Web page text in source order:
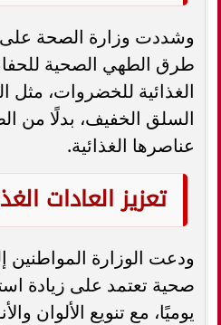
وشددت وزارة الصحة على
طرق الطهي الصحية
الغذائية للخضروات، مثل
السلق الخفيف، بدلًا من
عناصرها الغذائية.
تعزيز العادات
ودعت الوزارة المواطنين
صحية تعتمد على زيادة
يوميًا، مع تنويع الألوان